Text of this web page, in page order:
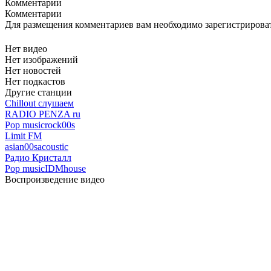
Комментарии
Комментарии
Для размещения комментариев вам необходимо
Нет видео
Нет изображений
Нет новостей
Нет подкастов
Другие станции
Chillout слушаем
RADIO PENZA ru
Pop musicrock00s
Limit FM
asian00sacoustic
Радио Кристалл
Pop musicIDMhouse
Воспроизведение видео